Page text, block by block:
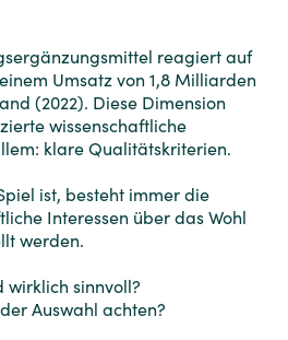
reagiert auf
Umsatz von 1,8 Milliarden
(2022). Diese Dimension
wissenschaftliche
klare Qualitätskriterien.
ist, besteht immer die
Interessen über das Wohl
werden.
wirklich sinnvoll?
Auswahl achten?